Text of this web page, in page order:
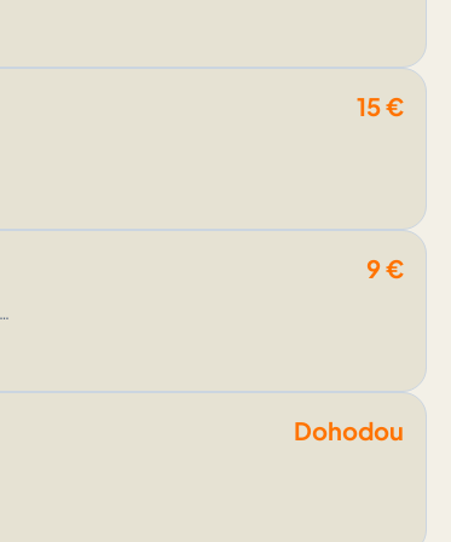
15€
9€
Dohodou